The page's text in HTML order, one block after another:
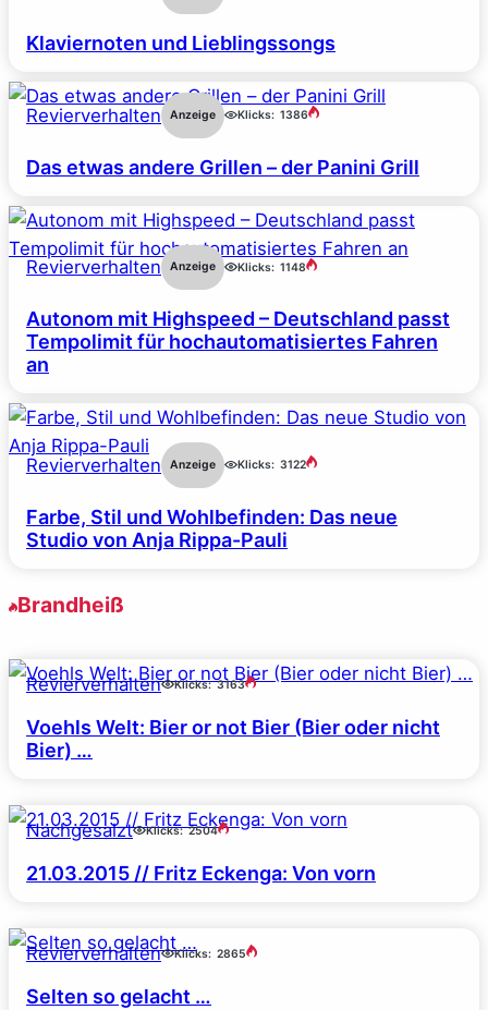
Klaviernoten und Lieblingssongs
Revierverhalten Anzeige Klicks: 1386
Das etwas andere Grillen – der Panini Grill
Revierverhalten Anzeige Klicks: 1148
Autonom mit Highspeed – Deutschland passt
Tempolimit für hochautomatisiertes Fahren
an
Revierverhalten Anzeige Klicks: 3122
Farbe, Stil und Wohlbefinden: Das neue
Studio von Anja Rippa-Pauli
Brandheiß
Revierverhalten Klicks: 3163
Voehls Welt: Bier or not Bier (Bier oder nicht
Bier) …
Nachgesalzt Klicks: 2504
21.03.2015 // Fritz Eckenga: Von vorn
Revierverhalten Klicks: 2865
Selten so gelacht …